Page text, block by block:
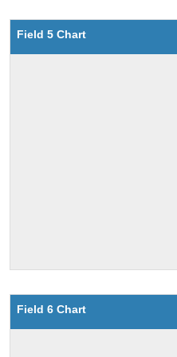
Field 5 Chart
Field 6 Chart